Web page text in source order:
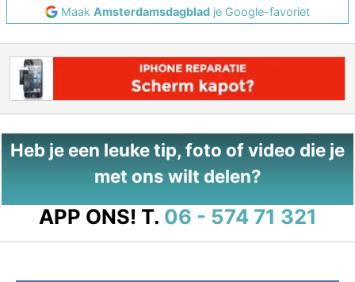
Maak Amsterdamsdagblad je Google-favoriet
Heb je een leuke tip, foto of video die je
met ons wilt delen?
APP ONS! T. 06 - 574 71 321